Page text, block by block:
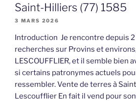
Saint-Hilliers (77) 1585
3 MARS 2026
Introduction Je rencontre depuis 2
recherches sur Provins et
LESCOUFFLIER, et il semble bien
si certains patronymes actuels
ressembler. Vente de terres à
Lescoufflier En fait il vend pour son